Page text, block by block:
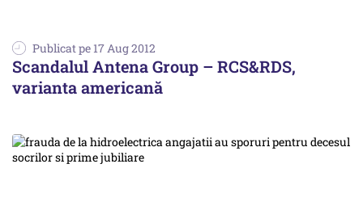
Publicat pe 17 Aug 2012
Scandalul Antena Group – RCS&RDS,
varianta americană